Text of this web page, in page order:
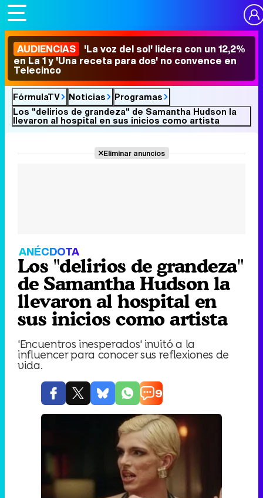
AUDIENCIAS 'La voz del sol' lidera con un 12,2%
en La 1 y 'Una receta para dos' no convence en
Telecinco
FórmulaTV Noticias
Programas
Los "delirios de grandeza" de Samantha Hudson la
llevaron al hospital en sus inicios como artista
Eliminar anuncios
ANÉCDOTA
Los "delirios de grandeza"
de Samantha Hudson la
llevaron al hospital en
sus inicios como artista
'Encuentros inesperados' invitó a la
influencer para conocer sus reflexiones de
vida.
9